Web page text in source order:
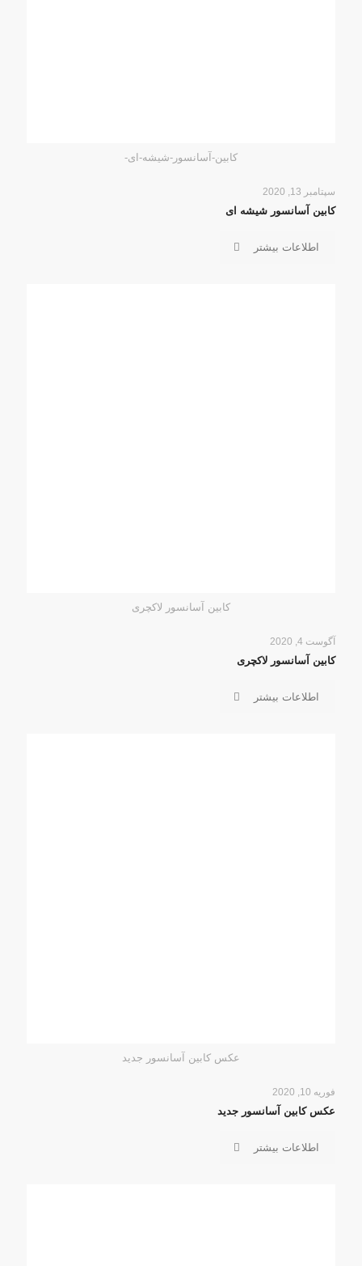
کابین-آسانسور-شیشه-ای-
سپتامبر 13, 2020
کابین آسانسور شیشه ای
اطلاعات بیشتر
کابین آسانسور لاکچری
آگوست 4, 2020
کابین آسانسور لاکچری
اطلاعات بیشتر
عکس کابین آسانسور جدید
فوریه 10, 2020
عکس کابین آسانسور جدید
اطلاعات بیشتر